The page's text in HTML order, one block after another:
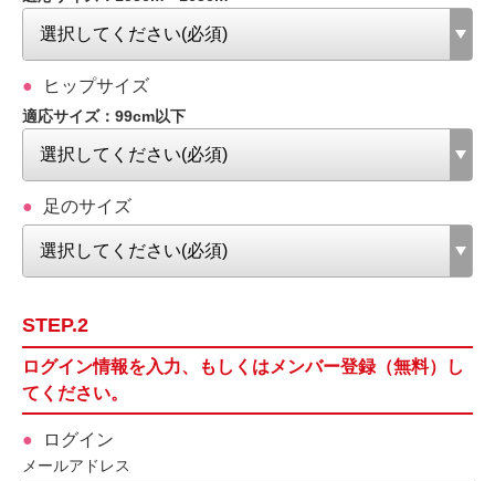
ヒップサイズ
適応サイズ：99cm以下
足のサイズ
STEP.2
ログイン情報を入力、もしくはメンバー登録（無料）し
てください。
ログイン
メールアドレス